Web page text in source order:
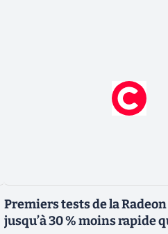
Premiers tests de la Radeon
jusqu’à 30 % moins rapide